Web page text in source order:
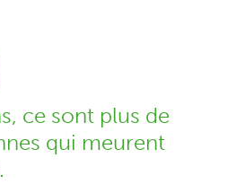
ce sont plus de
qui meurent